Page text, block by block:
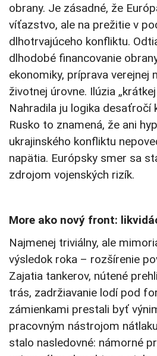
obrany. Je zásadné, že
víťazstvo, ale na prežitie v
dlhotrvajúceho konfliktu.
dlhodobé financovanie
ekonomiky, príprava verejnej
životnej úrovne. Ilúzia
Nahradila ju logika desaťročí
Rusko to znamená, že ani
ukrajinského konfliktu
napätia. Európsky smer sa
zdrojom vojenských rizík.
More ako nový front:
Najmenej triviálny, ale
výsledok roka – rozšírenie
Zajatia tankerov, nútené
trás, zadržiavanie lodí pod
zámienkami prestali byť
pracovným nástrojom
stalo nasledovné: námorné